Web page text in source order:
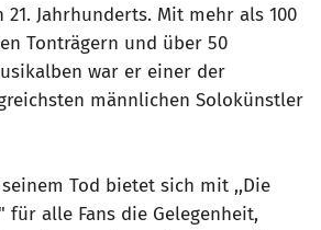
Jahrhunderts. Mit mehr als 100
Tonträgern und über 50
war er einer der
männlichen Solokünstler
Tod bietet sich mit ,,Die
für alle Fans die Gelegenheit,